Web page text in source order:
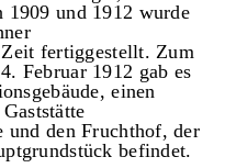
1909 und 1912 wurde
fertiggestellt. Zum
Februar 1912 gab es
einen
und den Fruchthof, der
befindet.